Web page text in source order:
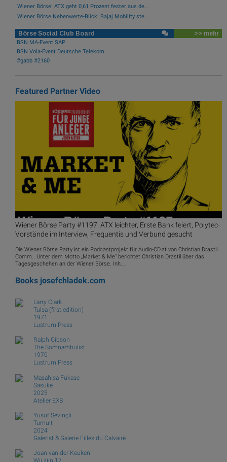
Wiener Börse: ATX geht 0,61 Prozent fester aus de...
Wiener Börse Nebenwerte-Blick: Bajaj Mobility ste...
Börse Social Club Board >> mehr
BSN MA-Event SAP
BSN Vola-Event Deutsche Telekom
#gabb #2160
Featured Partner Video
Wiener Börse Party #1197: ATX leichter, Erste Bank feiert, Polytec-
Vorstände im Interview, Frequentis und Verbund gesucht
Die Wiener Börse Party ist ein Podcastprojekt für Audio-CD.at von Christian Drastil
Comm.. Unter dem Motto „Market & Me“ berichtet Christian Drastil über das
Tagesgeschehen an der Wiener Börse. Inh...
Books josefchladek.com
Larry Clark
Tulsa (first edition)
1971
Lustrum Press
Ralph Gibson
The Somnambulist
1970
Lustrum Press
Masahisa Fukase
Sasuke
2025
Atelier EXB
Yusuf Sevinçli
Tumult
2024
Galerist & Galerie Filles du Calvaire
Joan van der Keuken